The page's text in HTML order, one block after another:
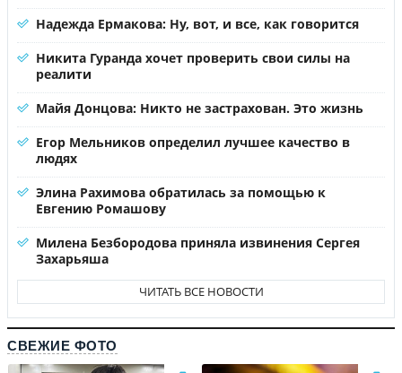
Надежда Ермакова: Ну, вот, и все, как говорится
Никита Гуранда хочет проверить свои силы на
реалити
Майя Донцова: Никто не застрахован. Это жизнь
Егор Мельников определил лучшее качество в
людях
Элина Рахимова обратилась за помощью к
Евгению Ромашову
Милена Безбородова приняла извинения Сергея
Захарьяша
ЧИТАТЬ ВСЕ НОВОСТИ
СВЕЖИЕ ФОТО